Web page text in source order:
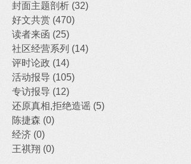
封面主题剖析 (32)
好文共赏 (470)
读者来函 (25)
社区经营系列 (14)
评时论政 (14)
活动报导 (105)
专访报导 (12)
还原真相,拒绝造谣 (5)
陈捷森 (0)
经济 (0)
王祺翔 (0)